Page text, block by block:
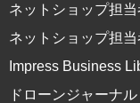
ネットショップ担
ネットショップ担
Impress Business
ドローンジャーナル